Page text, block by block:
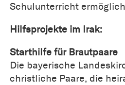
Schulunterricht
Hilfsprojekte im Irak:
Starthilfe für Brautpaare
Die bayerische
christliche Paare, die